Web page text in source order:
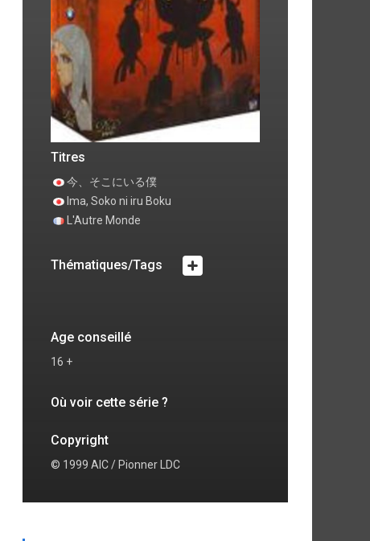
Titres
今、そこにいる僕
Ima, Soko ni iru Boku
L'Autre Monde
Thématiques/Tags
Age conseillé
16 +
Où voir cette série ?
Copyright
© 1999 AIC / Pionner LDC